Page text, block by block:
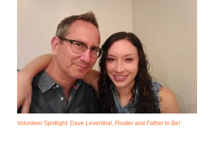
Volunteer Spotlight: Dave Leventhal, Floater and Father to Be!